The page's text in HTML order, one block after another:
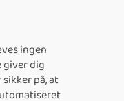
ingen
dig
på, at